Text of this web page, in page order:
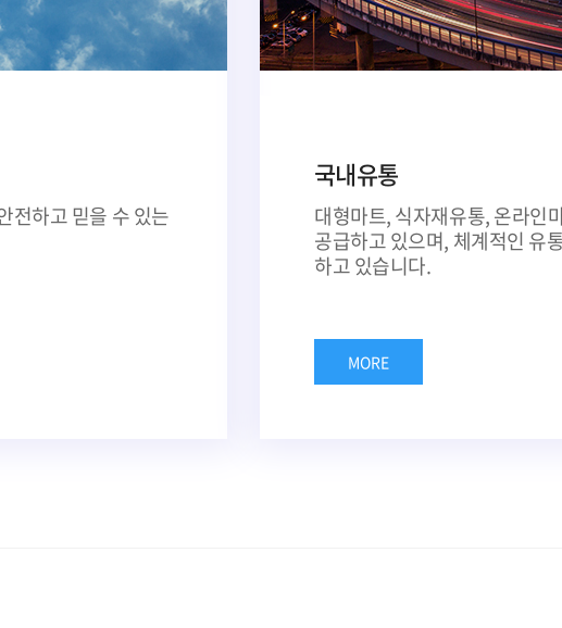
전하고 믿을 수 있는
국내유통
대형마트, 식자재유통, 온라인
공급하고 있으며, 체계적인 유
하고 있습니다.
MORE